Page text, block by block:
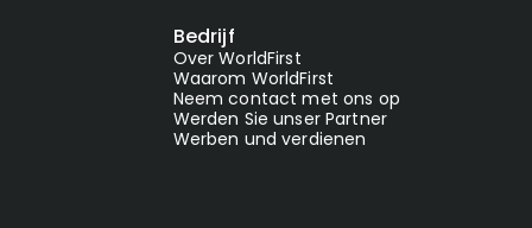
Bedrijf
Over WorldFirst
Waarom WorldFirst
Neem contact met ons op
Werden Sie unser Partner
Werben und verdienen